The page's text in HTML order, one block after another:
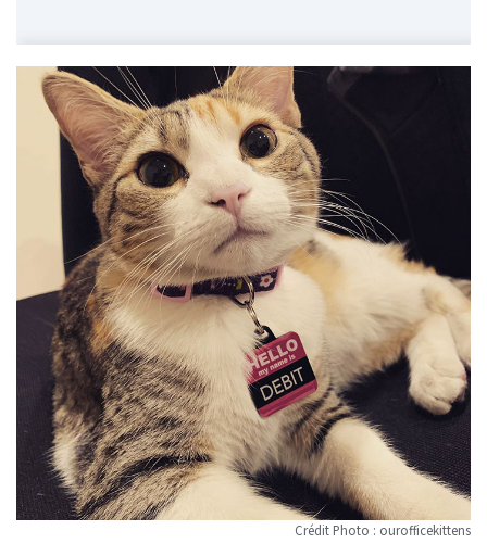
Crédit Photo : ourofficekittens